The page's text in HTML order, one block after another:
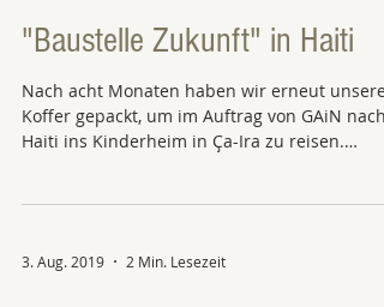
"Baustelle Zukunft" in Haiti
Nach acht Monaten haben wir erneut unsere
Koffer gepackt, um im Auftrag von GAiN nach
Haiti ins Kinderheim in Ҫa-Ira zu reisen.
3. Aug. 2019 2 Min. Lesezeit